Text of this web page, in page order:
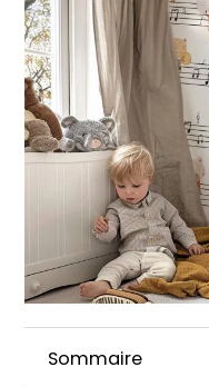
Papier peint Fleurs
délicates
29,90€
Sommaire